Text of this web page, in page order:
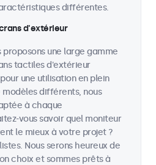
différentes.
d'extérieur
proposons une large gamme
tactiles d'extérieur
une utilisation en plein
modèles différents, nous
à chaque
vous savoir quel moniteur
le mieux à votre projet ?
Nous serons heureux de
choix et sommes prêts à